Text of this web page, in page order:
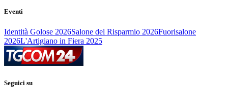
Eventi
Identità Golose 2026Salone del Risparmio 2026Fuorisalone
2026L'Artigiano in Fiera 2025
Seguici su